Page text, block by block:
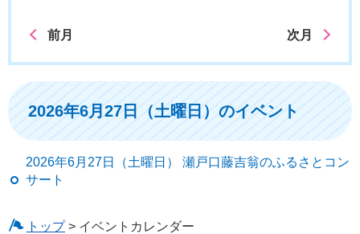
前月 次月
2026年6月27日（土曜日）のイベント
2026年6月27日（土曜日） 瀬戸口藤吉翁のふるさとコン
サート
トップ> イベントカレンダー